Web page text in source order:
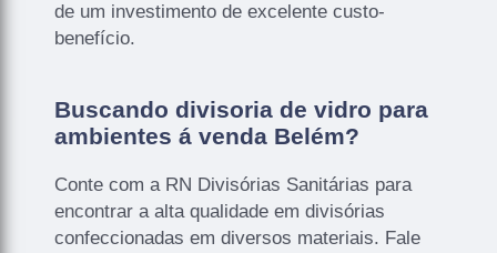
de um investimento de excelente custo-
benefício.
Buscando divisoria de vidro para
ambientes á venda Belém?
Conte com a RN Divisórias Sanitárias para
encontrar a alta qualidade em divisórias
confeccionadas em diversos materiais. Fale